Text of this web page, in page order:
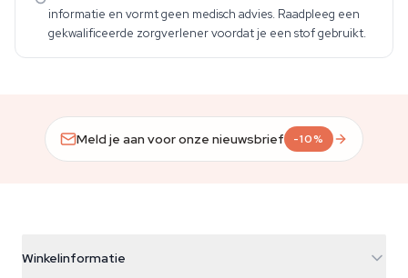
informatie en vormt geen medisch advies. Raadpleeg een
gekwalificeerde zorgverlener voordat je een stof gebruikt.
Meld je aan voor onze nieuwsbrief -10%
Winkelinformatie